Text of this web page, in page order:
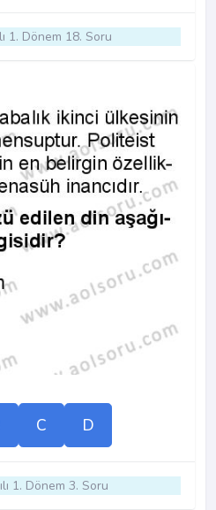
1. Dönem 18. Soru
C D
1. Dönem 3. Soru